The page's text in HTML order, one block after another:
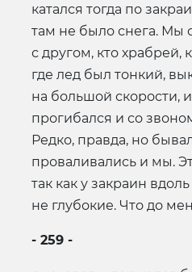
катался тогда по
там не было снега. Мы
с другом, кто храбрей,
где лед был тонкий,
на большой скорости,
прогибался и со
Редко, правда, но
проваливались и мы.
так как у закраин
не глубокие. Что до
- 259 -